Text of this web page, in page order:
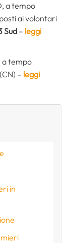
a tempo
ai volontari
Sud– leggi
a tempo
– leggi
in